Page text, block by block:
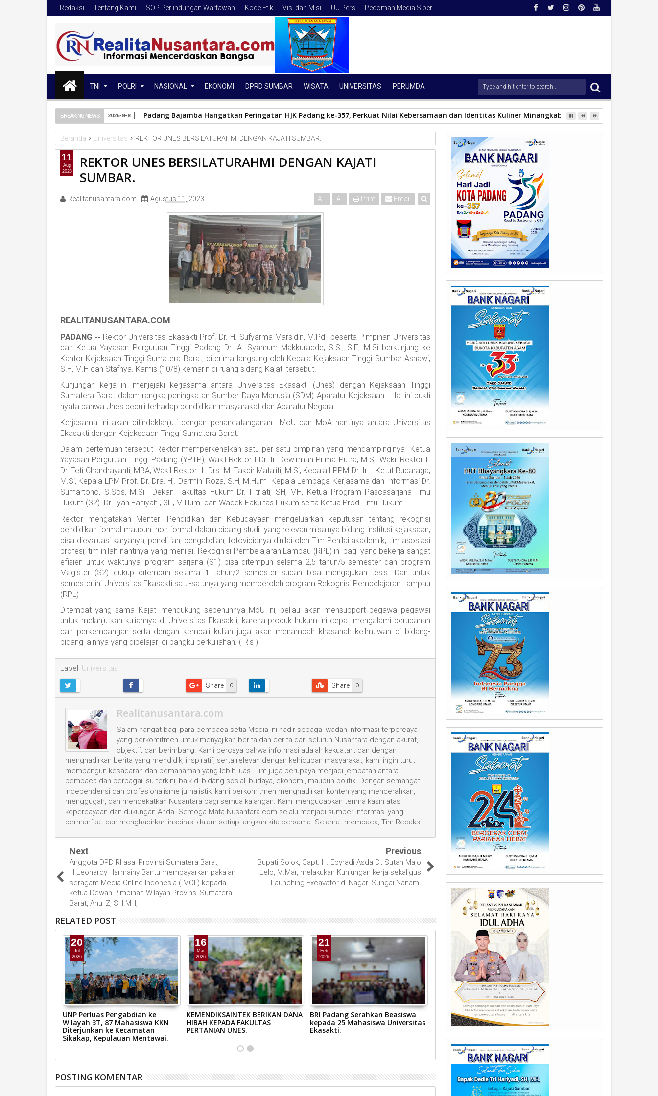
Redaksi Tentang Kami SOP Perlindungan Wartawan Kode Etik Visi dan Misi UU Pers Pedoman Media Siber
TNI POLRI NASIONAL EKONOMI DPRD SUMBAR WISATA UNIVERSITAS PERUMDA
BREAKING NEWS Padang Bajamba Hangatkan Peringatan HJK Padang ke-357, Perkuat Nilai Kebersamaan dan Identitas Kuliner Minangkabau.
2026-8-8
Beranda Universitas REKTOR UNES BERSILATURAHMI DENGAN KAJATI SUMBAR.
REKTOR UNES BERSILATURAHMI DENGAN KAJATI
SUMBAR.
Realitanusantara.com Agustus 11, 2023 A+ A- Print Email
REALITANUSANTARA.COM
PADANG -- Rektor Universitas Ekasakti Prof. Dr. H. Sufyarma Marsidin, M.Pd beserta Pimpinan Universitas
dan Ketua Yayasan Perguruan Tinggi Padang Dr. A. Syahrum Makkuradde, S.S., S.E, M.Si berkunjung ke
Kantor Kejaksaan Tinggi Sumatera Barat, diterima langsung oleh Kepala Kejaksaan Tinggi Sumbar Asnawi,
S.H, M.H dan Stafnya. Kamis (10/8) kemarin di ruang sidang Kajati tersebut.
Kunjungan kerja ini menjejaki kerjasama antara Universitas Ekasakti (Unes) dengan Kejaksaan Tinggi
Sumatera Barat dalam rangka peningkatan Sumber Daya Manusia (SDM) Aparatur Kejaksaan. Hal ini bukti
nyata bahwa Unes peduli terhadap pendidikan masyarakat dan Aparatur Negara.
Kerjasama ini akan ditindaklanjuti dengan penandatanganan MoU dan MoA nantinya antara Universitas
Ekasakti dengan Kejaksaaan Tinggi Sumatera Barat.
Dalam pertemuan tersebut Rektor memperkenalkan satu per satu pimpinan yang mendampinginya Ketua
Yayasan Perguruan Tinggi Padang (YPTP), Wakil Rektor I Dr. Ir. Dewirman Prima Putra, M.Si, Wakil Rektor II
Dr. Teti Chandrayanti, MBA, Wakil Rektor III Drs. M. Takdir Mataliti, M.Si, Kepala LPPM Dr. Ir. I Ketut Budaraga,
M.Si, Kepala LPM Prof. Dr. Dra. Hj. Darmini Roza, S.H, M.Hum Kepala Lembaga Kerjasama dan Informasi Dr.
Sumartono, S.Sos, M.Si Dekan Fakultas Hukum Dr. Fitriati, SH, MH, Ketua Program Pascasarjana Ilmu
Hukum (S2) Dr. Iyah Faniyah , SH, M.Hum dan Wadek Fakultas Hukum serta Ketua Prodi Ilmu Hukum.
Rektor mengatakan Menteri Pendidikan dan Kebudayaan mengeluarkan keputusan tentang rekognisi
pendidikan formal maupun non formal dalam bidang studi yang relevan misalnya bidang institusi kejaksaan,
bisa dievaluasi karyanya, penelitian, pengabdian, fotovidionya dinilai oleh Tim Penilai akademik, tim asosiasi
profesi, tim inilah nantinya yang menilai. Rekognisi Pembelajaran Lampau (RPL) ini bagi yang bekerja sangat
efisien untuk waktunya, program sarjana (S1) bisa ditempuh selama 2,5 tahun/5 semester dan program
Magister (S2) cukup ditempuh selama 1 tahun/2 semester sudah bisa mengajukan tesis. Dan untuk
semester ini Universitas Ekasakti satu-satunya yang memperoleh program Rekognisi Pembelajaran Lampau
(RPL)
Ditempat yang sama Kajati mendukung sepenuhnya MoU ini, beliau akan mensupport pegawai-pegawai
untuk melanjutkan kuliahnya di Universitas Ekasakti, karena produk hukum ini cepat mengalami perubahan
dan perkembangan serta dengan kembali kuliah juga akan menambah khasanah keilmuwan di bidang-
bidang lainnya yang dipelajari di bangku perkuliahan. ( Rls )
Label: Universitas
0
Share 0
Share
Realitanusantara.com
Salam hangat bagi para pembaca setia Media ini hadir sebagai wadah informasi terpercaya
yang berkomitmen untuk menyajikan berita dan cerita dari seluruh Nusantara dengan akurat,
objektif, dan berimbang. Kami percaya bahwa informasi adalah kekuatan, dan dengan
menghadirkan berita yang mendidik, inspiratif, serta relevan dengan kehidupan masyarakat, kami ingin turut
membangun kesadaran dan pemahaman yang lebih luas. Tim juga berupaya menjadi jembatan antara
pembaca dan berbagai isu terkini, baik di bidang sosial, budaya, ekonomi, maupun politik. Dengan semangat
independensi dan profesionalisme jurnalistik, kami berkomitmen menghadirkan konten yang mencerahkan,
menggugah, dan mendekatkan Nusantara bagi semua kalangan. Kami mengucapkan terima kasih atas
kepercayaan dan dukungan Anda. Semoga Mata Nusantara.com selalu menjadi sumber informasi yang
bermanfaat dan menghadirkan inspirasi dalam setiap langkah kita bersama. Selamat membaca, Tim Redaksi
11
Aug
2023
Next
Anggota DPD RI asal Provinsi Sumatera Barat,
H.Leonardy Harmainy Bantu membayarkan pakaian
seragam Media Online Indonesia ( MOI ) kepada
ketua Dewan Pimpinan Wilayah Provinsi Sumatera
Barat, Anul Z, SH.MH,
Previous
Bupati Solok, Capt. H. Epyradi Asda Dt Sutan Majo
Lelo, M.Mar, melakukan Kunjungan kerja sekaligus
Launching Excavator di Nagari Sungai Nanam.
RELATED POST
20
Jul
2026
UNP Perluas Pengabdian ke
Wilayah 3T, 87 Mahasiswa KKN
Diterjunkan ke Kecamatan
Sikakap, Kepulauan Mentawai.
16
Mar
2026
KEMENDIKSAINTEK BERIKAN DANA
HIBAH KEPADA FAKULTAS
PERTANIAN UNES.
21
Feb
2026
BRI Padang Serahkan Beasiswa
kepada 25 Mahasiswa Universitas
Ekasakti.
KETUA DPRD KOTA PADANG
BERKUNJUNG KE UNIVERSITAS
EKASAKTI.
Transformasi dari Informasi
Reputasi.
POSTING KOMENTAR